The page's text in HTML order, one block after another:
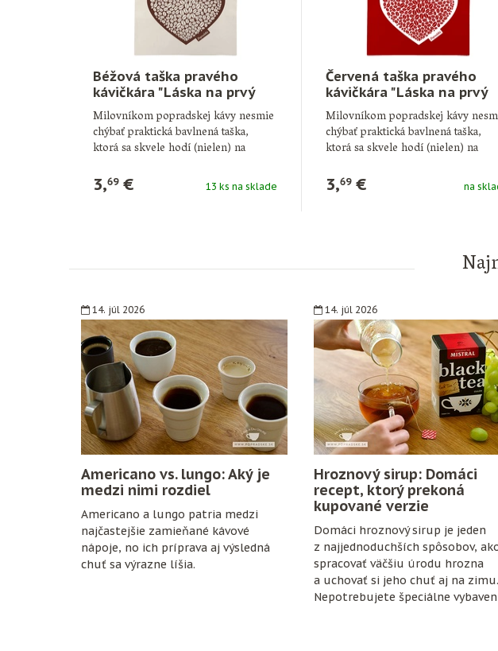
Béžová taška pravého
kávičkára "Láska na prvý
dúšok"
Milovníkom popradskej kávy nesmie
chýbať praktická bavlnená taška,
ktorá sa skvele hodí (nielen) na
3,69€ 13 ks na sklade
Červená taška pravého
kávičkára "Láska na prvý
dúšok"
Milovníkom popradskej kávy
chýbať praktická bavlnená taška,
ktorá sa skvele hodí (nielen) na
3,69€ na
14. júl 2026
Americano vs. lungo: Aký je
medzi nimi rozdiel
Americano a lungo patria medzi
najčastejšie zamieňané kávové
nápoje, no ich príprava aj výsledná
chuť sa výrazne líšia.
14. júl 2026
Hroznový sirup: Domáci
recept, ktorý prekoná
kupované verzie
Domáci hroznový sirup je jeden
z najjednoduchších spôsobov,
spracovať väčšiu úrodu hrozna
a uchovať si jeho chuť aj na zimu.
Nepotrebujete špeciálne